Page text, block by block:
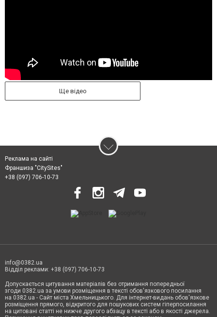
Ще відео
Реклама на сайті
Франшиза "CitySites"
+38 (097) 706-10-73
info@0382.ua
Відділ реклами: +38 (097) 706-10-73
Допускається цитування матеріалів без отримання попередньої
згоди 0382.ua за умови розміщення в тексті обов'язкового посилання
на 0382.ua - Сайт міста Хмельницького. Для інтернет-видань обов'язкове
розміщення прямого, відкритого для пошукових систем гіперпосилання
на цитовані статті не нижче другого абзацу в тексті або в якості джерела.